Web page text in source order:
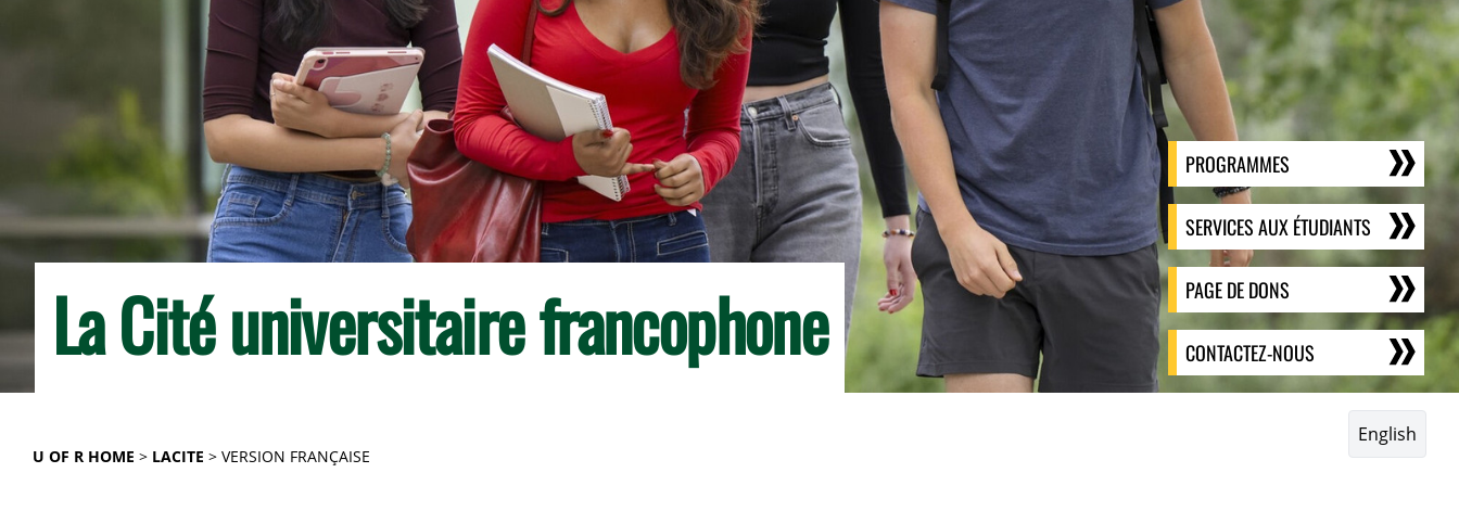
La Cité universitaire francophone
PROGRAMMES
SERVICES AUX ÉTUDIANTS
PAGE DE DONS
CONTACTEZ-NOUS
English
U OF R HOME LACITE VERSION FRANÇAISE